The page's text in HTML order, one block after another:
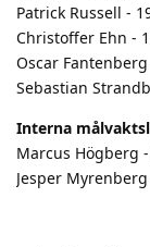
Patrick Russell -
Christoffer Ehn -
Oscar Fantenberg
Sebastian
Interna
Marcus Högberg
Jesper